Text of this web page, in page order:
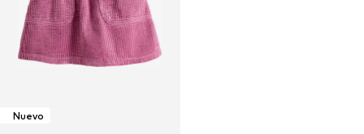
Nuevo